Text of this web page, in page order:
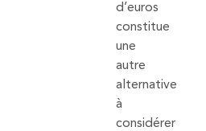
d’euros
constitue
une
autre
alternative
à
considérer